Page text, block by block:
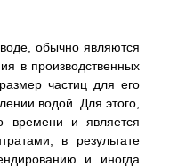
обычно являются
в производственных
частиц для его
водой. Для этого,
времени и является
в результате
и иногда